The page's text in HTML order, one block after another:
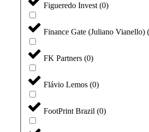
Figueredo Invest(0)
Finance Gate (Juliano Vianello) (
FK Partners (0)
Flávio Lemos (0)
FootPrint Brazil (0)